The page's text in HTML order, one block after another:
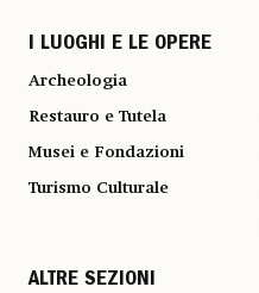
I LUOGHI E LE OPERE
Archeologia
Restauro e Tutela
Musei e Fondazioni
Turismo Culturale
ALTRE SEZIONI